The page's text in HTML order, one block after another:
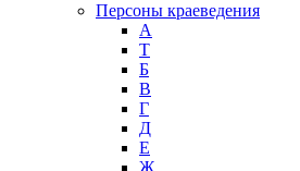
Персоны краеведения
А
T
Б
В
Г
Д
Е
Ж